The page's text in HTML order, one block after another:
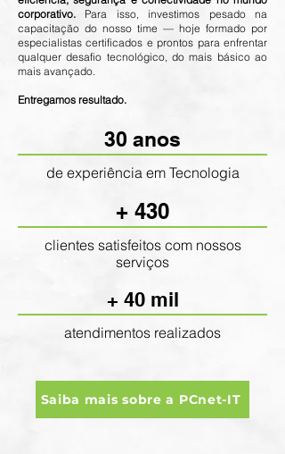
corporativo. Para isso, investimos pesado na
capacitação do nosso time — hoje formado por
especialistas certificados e prontos para enfrentar
qualquer desafio tecnológico, do mais básico ao
mais avançado.
Entregamos resultado.
30 anos
de experiência em Tecnologia
+ 430
clientes satisfeitos com nossos
serviços
+ 40 mil
atendimentos realizados
Saiba mais sobre a PCnet-IT